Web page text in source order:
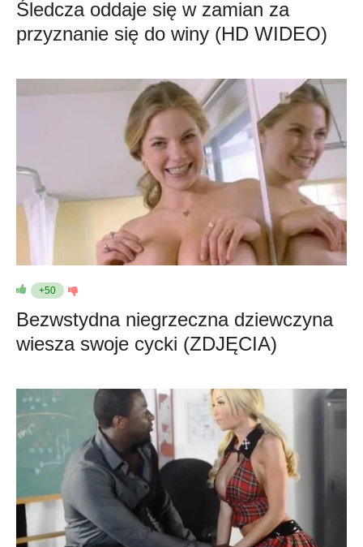
Śledcza oddaje się w zamian za
przyznanie się do winy (HD WIDEO)
+50
Bezwstydna niegrzeczna dziewczyna
wiesza swoje cycki (ZDJĘCIA)